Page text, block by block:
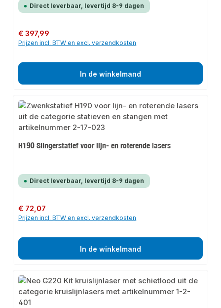
Direct leverbaar, levertijd 8-9 dagen
Normale prijs:
€ 397,99
Prijzen incl. BTW en excl. verzendkosten
In de winkelmand
H190 Slingerstatief voor lijn- en roterende lasers
Direct leverbaar, levertijd 8-9 dagen
Normale prijs:
€ 72,07
Prijzen incl. BTW en excl. verzendkosten
In de winkelmand